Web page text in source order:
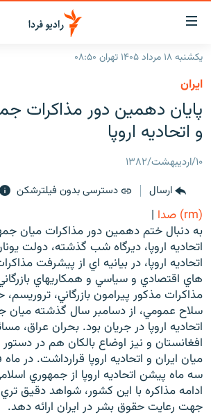
لینک‌های
قابلیت
دسترسی
بازگشت
منوی
اصلی
رفتن
صفحه
جستجو
ایران
جهان
برنامه‌های رادیویی
فرکانس‌ها
پادکست
چندرسانه‌ای
گزارش‌های تصویری
گزارش‌های ویدئویی
زنان فردا
English
به ما بپیوندید
زبان‌های دیگر
یکشنبه ۱۸ مرداد ۱۴۰۵ تهران ۰۸:۵۰
ايران
پايان دهمين دور مذاکرات
و اتحاديه اروپا
۱۰/اردیبهشت/۱۳۸۲
ارسال
دسترسی بدون فیلترشکن
(rm) صدا
|
به دنبال ختم دهمين دور مذاکرات ميان
اتحاديه اروپا، ديرگاه شب گذشته، دولت
اتحاديه اروپا، در بيانيه اي از پيشرفت
هاي اقتصادي و سياسي و همکاريهاي
مذاکرات مذکور پيرامون بازرگاني،
سلاح عمومي، از دسامبر سال گذشته ميان
اتحاديه اروپا در جريان بود. بحران عراق،
افغانستان و نيز اوضاع بالکان هم در
ميان ايران و اتحاديه اروپا قرارداشت. در
سه ماه پيشن اتحاديه اروپا از جمهوري
ادامه مذاکره با اين کشور، شواهد دقيق
جهت رعايت حقوق بشر در ايران ارائه دهد.